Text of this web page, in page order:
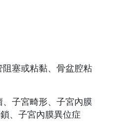
阻塞或粘黏、骨盆腔粘
、子宮畸形、子宮內膜
、子宮內膜異位症